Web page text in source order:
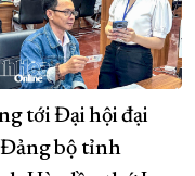
tới Đại hội đại
bộ tỉnh